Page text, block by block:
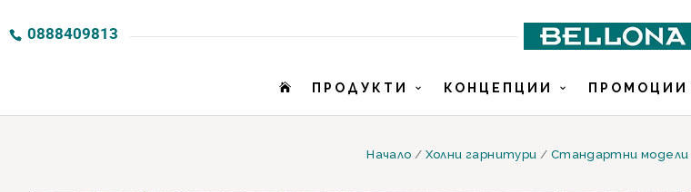
0888409813
 ПРОДУКТИ КОНЦЕПЦИИ ПРОМОЦИИ
Начало / Холни гарнитури / Стандартни модели